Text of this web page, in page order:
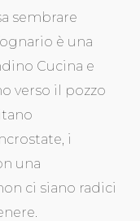
sembrare
è una
Cucina e
verso il pozzo
i
una
ci siano radici